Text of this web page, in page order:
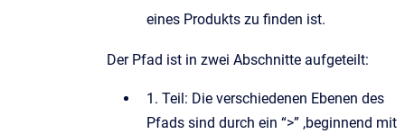
eines Produkts zu finden ist.
Der Pfad ist in zwei Abschnitte aufgeteilt:
1. Teil: Die verschiedenen Ebenen des
Pfads sind durch ein “>” ,beginnend mit